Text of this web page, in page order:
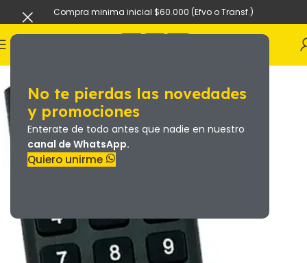
No te pierdas las novedades
y promociones
Enterate de todo antes que nadie en nuestro
canal de WhatsApp.
Quiero unirme
Compra minima inicial $60.000 (Efvo o Transf.)